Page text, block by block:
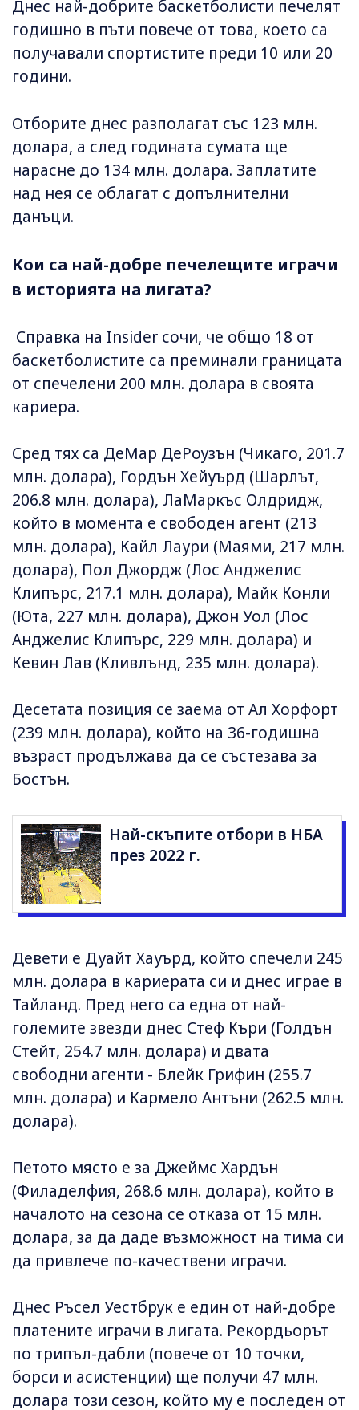
Днес най-добрите баскетболисти печелят
годишно в пъти повече от това, което са
получавали спортистите преди 10 или 20
години.
Отборите днес разполагат със 123 млн.
долара, а след годината сумата ще
нарасне до 134 млн. долара. Заплатите
над нея се облагат с допълнителни
данъци.
Кои са най-добре печелещите играчи
в историята на лигата?
Справка на Insider сочи, че общо 18 от
баскетболистите са преминали границата
от спечелени 200 млн. долара в своята
кариера.
Сред тях са ДеМар ДеРоузън (Чикаго, 201.7
млн. долара), Гордън Хейуърд (Шарлът,
206.8 млн. долара), ЛаМаркъс Олдридж,
който в момента е свободен агент (213
млн. долара), Кайл Лаури (Маями, 217 млн.
долара), Пол Джордж (Лос Анджелис
Клипърс, 217.1 млн. долара), Майк Конли
(Юта, 227 млн. долара), Джон Уол (Лос
Анджелис Клипърс, 229 млн. долара) и
Кевин Лав (Кливлънд, 235 млн. долара).
Десетата позиция се заема от Ал Хорфорт
(239 млн. долара), който на 36-годишна
възраст продължава да се състезава за
Бостън.
Най-скъпите отбори в НБА
през 2022 г.
Девети е Дуайт Хауърд, който спечели 245
млн. долара в кариерата си и днес играе в
Тайланд. Пред него са една от най-
големите звезди днес Стеф Къри (Голдън
Стейт, 254.7 млн. долара) и двата
свободни агенти - Блейк Грифин (255.7
млн. долара) и Кармело Антъни (262.5 млн.
долара).
Петото място е за Джеймс Хардън
(Филаделфия, 268.6 млн. долара), който в
началото на сезона се отказа от 15 млн.
долара, за да даде възможност на тима си
да привлече по-качествени играчи.
Днес Ръсел Уестбрук е един от най-добре
платените играчи в лигата. Рекордьорът
по трипъл-дабли (повече от 10 точки,
борси и асистенции) ще получи 47 млн.
долара този сезон, който му е последен от